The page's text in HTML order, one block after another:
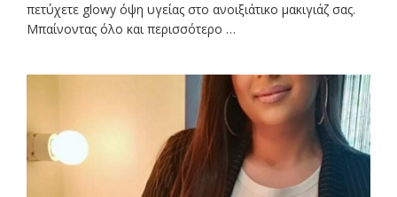
πετύχετε glowy όψη υγείας στο ανοιξιάτικο μακιγιάζ σας.
Μπαίνοντας όλο και περισσότερο …